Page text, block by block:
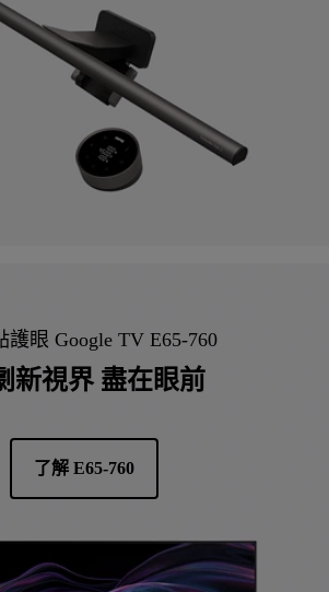
護眼 Google TV E65-760
新視界 盡在眼前
了解 E65-760